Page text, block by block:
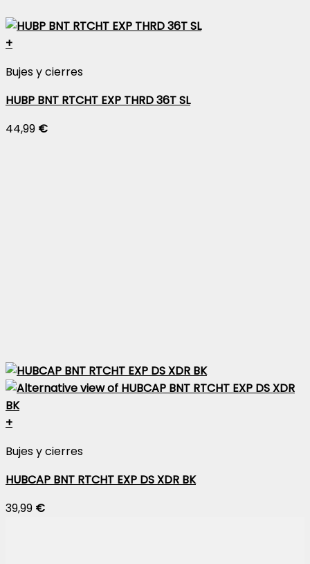
+
Bujes y cierres
HUBP BNT RTCHT EXP THRD 36T SL
44,99 €
+
Bujes y cierres
HUBCAP BNT RTCHT EXP DS XDR BK
39,99 €